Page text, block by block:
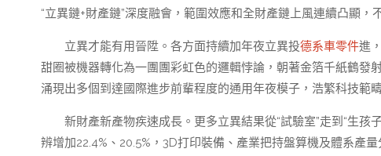
“立異鏈+財產鏈”深度融會，範圍效應和全財產鏈上風連續凸顯，
立異才能有用晉陞。各方面持續加年夜立異投德系車零件進
甜圈被機器轉化為一團團彩虹色的邏輯悖論，朝著金箔千紙鶴發
涌現出多個到達國際進步前輩程度的通用年夜模子，浩繁科技範
新財產新產物疾速成長。更多立異結果從“試驗室”走到“生
辨增加22.4%、20.5%，3D打印裝備、產業把持盤算機及體系產